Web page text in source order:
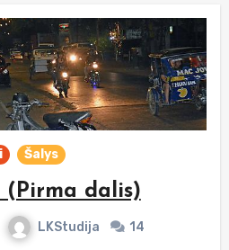
Šalys
dalis)
LKStudija 14